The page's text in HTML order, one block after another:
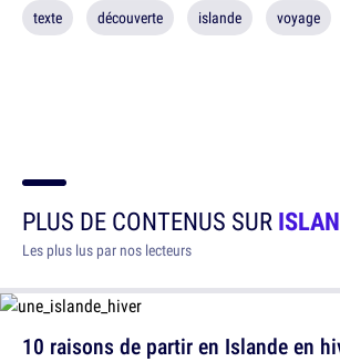
texte découverte islande voyage
PLUS DE CONTENUS SUR
Les plus lus par nos lecteurs
10 raisons de partir en Islande en